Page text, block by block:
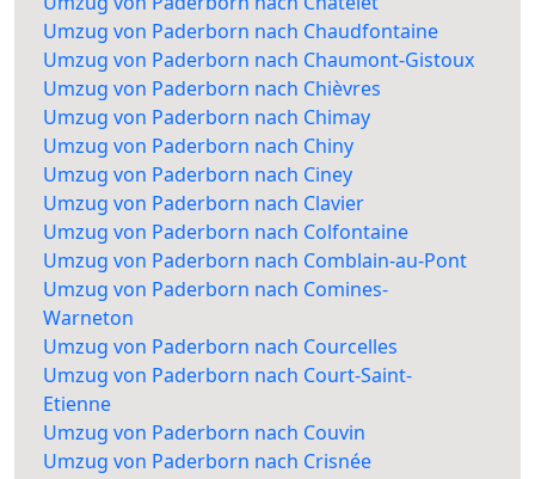
Umzug von Paderborn nach Chaudfontaine
Umzug von Paderborn nach Chaumont-Gistoux
Umzug von Paderborn nach Chièvres
Umzug von Paderborn nach Chimay
Umzug von Paderborn nach Chiny
Umzug von Paderborn nach Ciney
Umzug von Paderborn nach Clavier
Umzug von Paderborn nach Colfontaine
Umzug von Paderborn nach Comblain-au-Pont
Umzug von Paderborn nach Comines-
Warneton
Umzug von Paderborn nach Courcelles
Umzug von Paderborn nach Court-Saint-
Etienne
Umzug von Paderborn nach Couvin
Umzug von Paderborn nach Crisnée